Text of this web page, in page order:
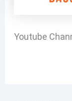
Youtube